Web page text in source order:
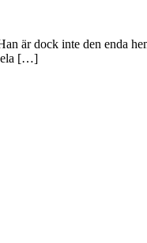
är dock inte den enda
[…]